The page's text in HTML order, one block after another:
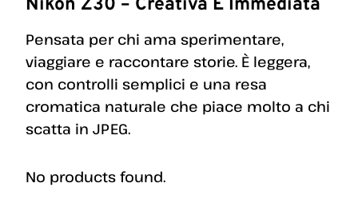
Nikon Z30 – Creativa E Immediata
Pensata per chi ama sperimentare,
viaggiare e raccontare storie. È leggera,
con controlli semplici e una resa
cromatica naturale che piace molto a chi
scatta in JPEG.
No products found.